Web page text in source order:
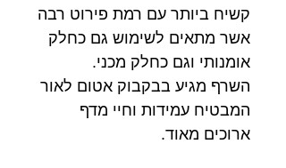
קשיח ביותר עם רמת פירוט רבה
אשר מתאים לשימוש גם כחלק
אומנותי וגם כחלק מכני.
השרף מגיע בבקבוק אטום לאור
המבטיח עמידות וחיי מדף
ארוכים מאוד.